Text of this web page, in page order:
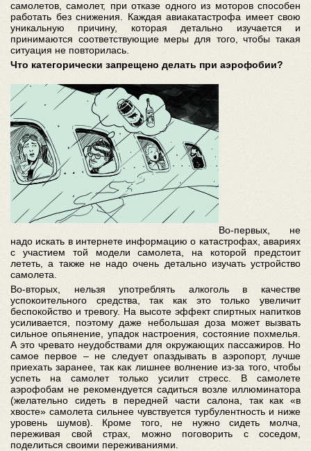
самолетов, самолет, при отказе одного из моторов способен
работать без снижения. Каждая авиакатастрофа имеет свою
уникальную причину, которая детально изучается и
принимаются соответствующие меры для того, чтобы такая
ситуация не повторилась.
Что категорически запрещено делать при аэрофобии?
Во-первых, не
надо искать в интернете информацию о катастрофах, авариях
с участием той модели самолета, на которой предстоит
лететь, а также не надо очень детально изучать устройство
самолета.
Во-вторых, нельзя употреблять алкоголь в качестве
успокоительного средства, так как это только увеличит
беспокойство и тревогу. На высоте эффект спиртных напитков
усиливается, поэтому даже небольшая доза может вызвать
сильное опьянение, упадок настроения, состояние похмелья.
А это чревато неудобствами для окружающих пассажиров. Но
самое первое – не следует опаздывать в аэропорт, лучше
приехать заранее, так как лишнее волнение из-за того, чтобы
успеть на самолет только усилит стресс. В самолете
аэрофобам не рекомендуется садиться возле иллюминатора
(желательно сидеть в передней части салона, так как «в
хвосте» самолета сильнее чувствуется турбулентность и ниже
уровень шумов). Кроме того, не нужно сидеть молча,
переживая свой страх, можно поговорить с соседом,
поделиться своими переживаниями.